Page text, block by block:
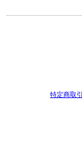
特定商取